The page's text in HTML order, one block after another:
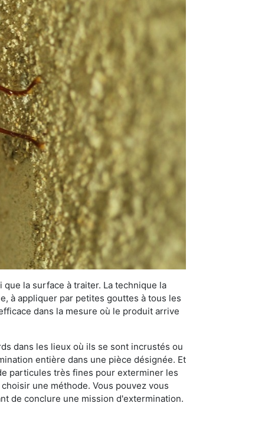
la surface à traiter. La technique la
à appliquer par petites gouttes à tous les
dans la mesure où le produit arrive
dans les lieux où ils se sont incrustés ou
entière dans une pièce désignée. Et
particules très fines pour exterminer les
une méthode. Vous pouvez vous
de conclure une mission d'extermination.